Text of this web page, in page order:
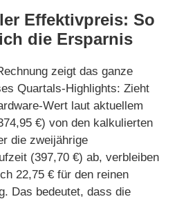
Effektivpreis: So
die Ersparnis
zeigt das ganze
Quartals-Highlights: Zieht
Wert laut aktuellem
€) von den kalkulierten
die zweijährige
(397,70 €) ab, verbleiben
22,75 € für den reinen
Das bedeutet, dass die